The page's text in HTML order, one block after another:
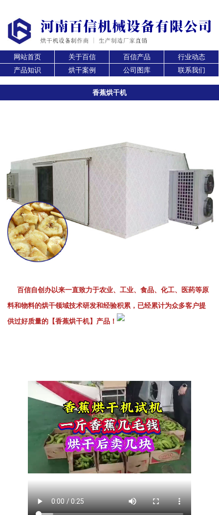
网站首页 关于百信 百信产品
行业动态
产品知识
烘干案例 公司图库 联系我们
香蕉烘干机
百信自创办以来一直致力于农业、工业、食品、化工、医药等原
料和物料的烘干领域技术研发和经验积累，已经累计为众多客户提
供过好质量的【香蕉烘干机】产品！